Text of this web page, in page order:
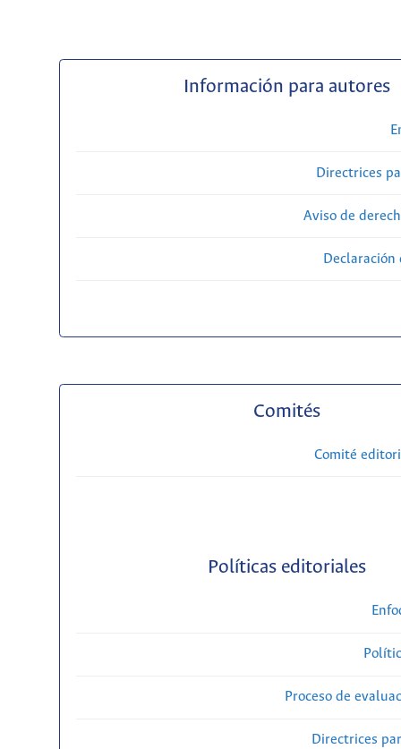
Información para autores
Directrices
Aviso de
Comités
Comité
Políticas editoriales
Proceso de
Directrices